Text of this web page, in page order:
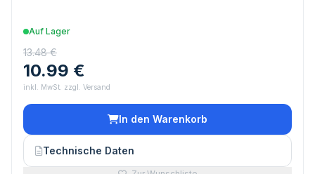
Auf Lager
13.48 €
10.99 €
inkl. MwSt. zzgl. Versand
In den Warenkorb
Technische Daten